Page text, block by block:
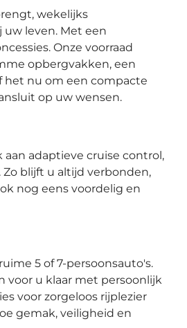
wekelijks
leven. Met een
Onze voorraad
opbergvakken, een
het nu om een compacte
op uw wensen.
aan adaptieve cruise control,
blijft u altijd verbonden,
nog eens voordelig en
5 of 7-persoonsauto's.
voor u klaar met persoonlijk
voor zorgeloos rijplezier
gemak, veiligheid en